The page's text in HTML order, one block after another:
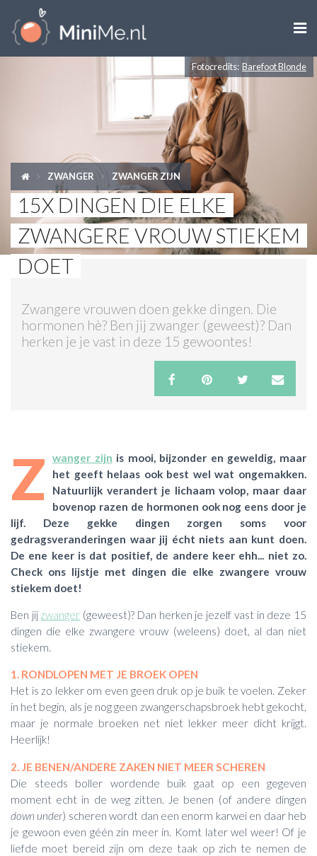

PEUTER
KIND
LIFESTYLE
SHOPS
ACTIES & KORTING
Fotocredits: Barefoot Blonde
ZWANGER ZWANGER ZIJN
15X DINGEN DIE ELKE
ZWANGERE VROUW STIEKEM
DOET
Zwangere vrouwen doen gekke dingen. Die
hormonen hè? Ben jij zwanger (geweest)? Dan
herken je je vast in deze 15 gewoontes!
Z wanger zijn is mooi, bijzonder en geweldig, maar
het geeft helaas ook best wel wat ongemakken.
Natuurlijk verandert je lichaam volop, maar daar
bovenop razen de hormonen ook nog eens door je
lijf. Deze gekke dingen zorgen soms voor
gedragsveranderingen waar jij écht niets aan kunt doen.
De ene keer is dat positief, de andere keer ehh... niet zo.
Check ons lijstje met dingen die elke zwangere vrouw
stiekem doet!
Ben jij zwanger (geweest)? Dan herken je jezelf vast in deze 15
dingen die elke zwangere vrouw (weleens) doet, al dan niet
stiekem.
1. RONDLOPEN MET JE BROEK OPEN
Het is zo lekker om even geen druk op je buik te voelen. Zeker
in het begin, als je nog geen zwangerschapsbroek hebt gekocht,
maar je normale broeken net niet lekker meer dicht krijgt.
Heerlijk!
2. JE BENEN/ANDERE ZAKEN NIET MEER SCHEREN
Die steeds boller wordende buik gaat op een gegeven
moment echt in de weg zitten. Je benen (of andere dingen
down under) scheren wordt dan een enorm karwei en daar heb
je gewoon even géén zin meer in. Komt later wel weer! Of je
liefde moet bereid zijn om deze taak op zich te nemen de